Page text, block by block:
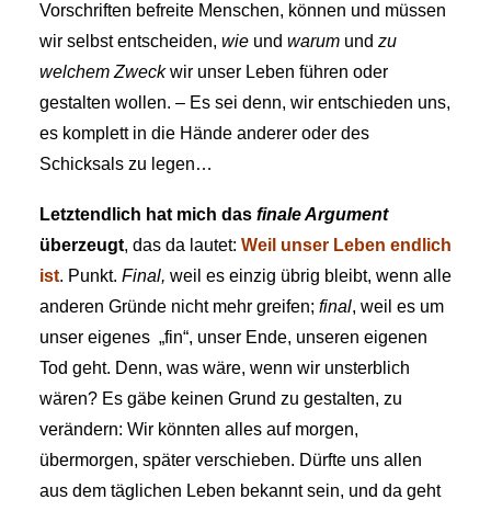
Vorschriften befreite Menschen, können und müssen
wir selbst entscheiden, wie und warum und zu
welchem Zweckwir unser Leben führen oder
gestalten wollen. – Es sei denn, wir entschieden uns,
es komplett in die Hände anderer oder des
Schicksals zu legen…
Letztendlich hat mich das finale Argument
überzeugt, das da lautet: Weil unser Leben endlich
ist. Punkt. Final, weil es einzig übrig bleibt, wenn alle
anderen Gründe nicht mehr greifen; final, weil es um
unser eigenes „fin“, unser Ende, unseren eigenen
Tod geht. Denn, was wäre, wenn wir unsterblich
wären? Es gäbe keinen Grund zu gestalten, zu
verändern: Wir könnten alles auf morgen,
übermorgen, später verschieben. Dürfte uns allen
aus dem täglichen Leben bekannt sein, und da geht